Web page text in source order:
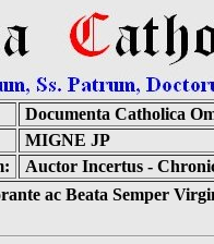
Documenta Catholica
MIGNE JP
Auctor Incertus -
ac Beata Semper